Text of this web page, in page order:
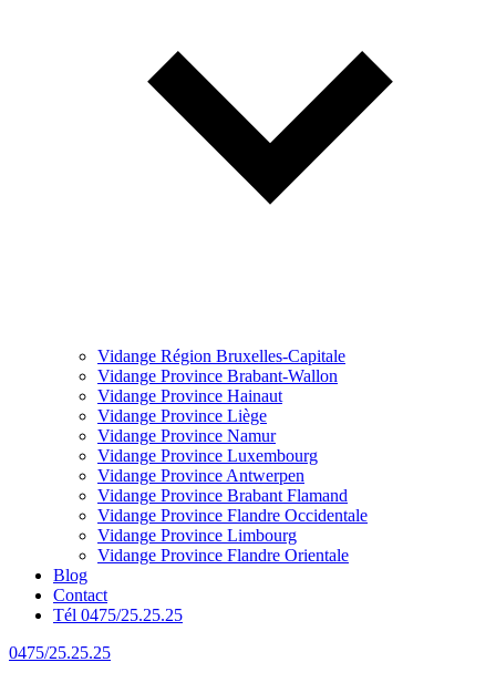
Vidange Région Bruxelles-Capitale
Vidange Province Brabant-Wallon
Vidange Province Hainaut
Vidange Province Liège
Vidange Province Namur
Vidange Province Luxembourg
Vidange Province Antwerpen
Vidange Province Brabant Flamand
Vidange Province Flandre Occidentale
Vidange Province Limbourg
Vidange Province Flandre Orientale
Blog
Contact
Tél 0475/25.25.25
0475/25.25.25